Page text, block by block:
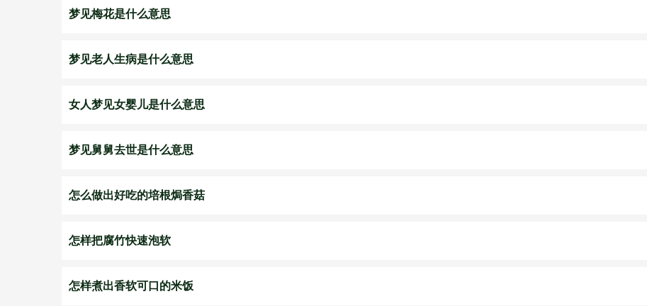
梦见梅花是什么意思
梦见老人生病是什么意思
女人梦见女婴儿是什么意思
梦见舅舅去世是什么意思
怎么做出好吃的培根焗香菇
怎样把腐竹快速泡软
怎样煮出香软可口的米饭